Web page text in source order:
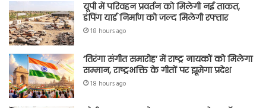
यूपी में परिवहन प्रवर्तन को मिलेगी नई ताकत,
डंपिंग यार्ड निर्माण को जल्द मिलेगी रफ्तार
18 hours ago
‘तिरंगा संगीत समारोह’ में राष्ट्र नायकों को मिलेगा
सम्मान, राष्ट्रभक्ति के गीतों पर झूमेगा प्रदेश
18 hours ago